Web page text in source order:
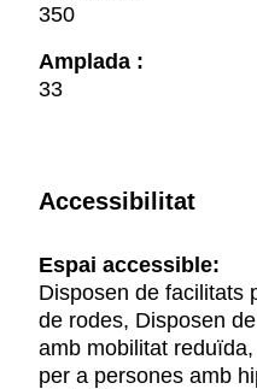
350
Amplada :
33
Accessibilitat
Espai accessible:
Disposen de facilitats
de rodes, Disposen
amb mobilitat
per a persones amb